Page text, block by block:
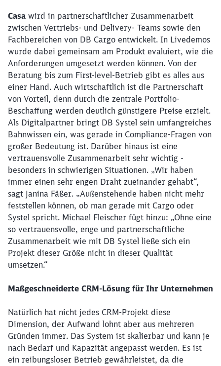
Casa wird in partnerschaftlicher Zusammenarbeit
zwischen Vertriebs- und Delivery- Teams sowie den
Fachbereichen von DB Cargo entwickelt. In Livedemos
wurde dabei gemeinsam am Produkt evaluiert, wie die
Anforderungen umgesetzt werden können. Von der
Beratung bis zum First-level-Betrieb gibt es alles aus
einer Hand. Auch wirtschaftlich ist die Partnerschaft
von Vorteil, denn durch die zentrale Portfolio-
Beschaffung werden deutlich günstigere Preise erzielt.
Als Digitalpartner bringt DB Systel sein umfangreiches
Bahnwissen ein, was gerade in Compliance-Fragen von
großer Bedeutung ist. Darüber hinaus ist eine
vertrauensvolle Zusammenarbeit sehr wichtig -
besonders in schwierigen Situationen. „Wir haben
immer einen sehr engen Draht zueinander gehabt“,
sagt Janina Fäßer. „Außenstehende haben nicht mehr
feststellen können, ob man gerade mit Cargo oder
Systel spricht. Michael Fleischer fügt hinzu: „Ohne eine
so vertrauensvolle, enge und partnerschaftliche
Zusammenarbeit wie mit DB Systel ließe sich ein
Projekt dieser Größe nicht in dieser Qualität
umsetzen.“
Maßgeschneiderte CRM-Lösung für Ihr Unternehmen
Natürlich hat nicht jedes CRM-Projekt diese
Dimension, der Aufwand lohnt aber aus mehreren
Gründen immer. Das System ist skalierbar und kann je
nach Bedarf und Kapazität angepasst werden. Es ist
ein reibungsloser Betrieb gewährleistet, da die